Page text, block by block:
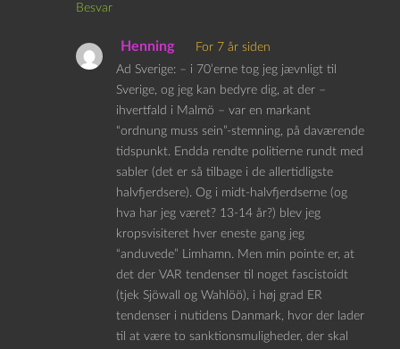
Besvar
Henning
For 7 år siden
Ad Sverige: – i 70’erne tog jeg jævnligt til
Sverige, og jeg kan bedyre dig, at der –
ihvertfald i Malmö – var en markant
“ordnung muss sein”-stemning, på daværende
tidspunkt. Endda rendte politierne rundt med
sabler (det er så tilbage i de allertidligste
halvfjerdsere). Og i midt-halvfjerdserne (og
hva har jeg været? 13-14 år?) blev jeg
kropsvisiteret hver eneste gang jeg
“anduvede” Limhamn. Men min pointe er, at
det der VAR tendenser til noget fascistoidt
(tjek Sjöwall og Wahlöö), i høj grad ER
tendenser i nutidens Danmark, hvor der lader
til at være to sanktionsmuligheder, der skal